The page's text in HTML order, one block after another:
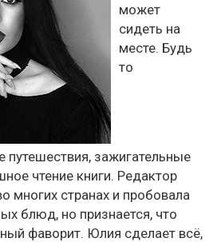
может
сидеть на
месте. Будь
то
путешествия, зажигательные
чтение книги. Редактор
многих странах и пробовала
блюд, но признается, что
фаворит. Юлия сделает всё,